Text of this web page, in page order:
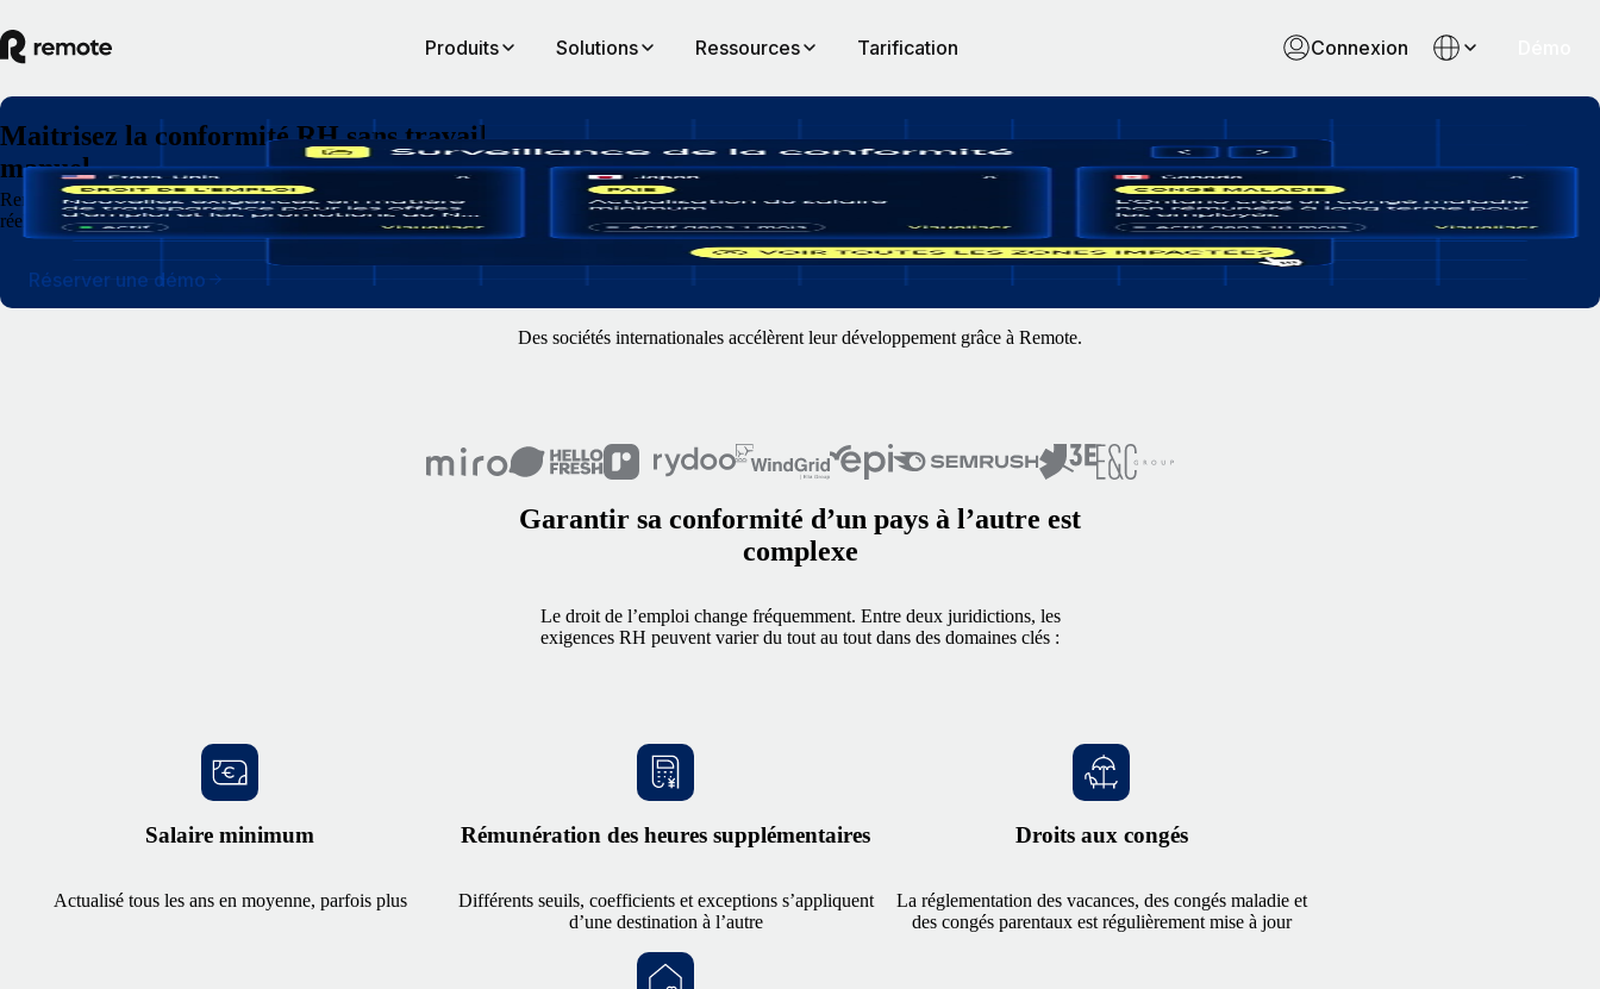
Produits Solutions Ressources Tarification Connexion
Maitrisez la conformité RH sans travail
manuel
Remote Watchtower, notre logiciel de conformité, assure une veille des évolutions légales dans le monde entier. Nous vous aidons à prendre les mesures nécessaires avant que les risques ne deviennent des coûts
réels.
Réserver une démo
Des sociétés internationales accélèrent leur développement grâce à Remote.
Garantir sa conformité d’un pays à l’autre est
complexe
Le droit de l’emploi change fréquemment. Entre deux juridictions, les
exigences RH peuvent varier du tout au tout dans des domaines clés :
Salaire minimum
Actualisé tous les ans en moyenne, parfois plus
Rémunération des heures supplémentaires
Différents seuils, coefficients et exceptions s’appliquent
d’une destination à l’autre
Droits aux congés
La réglementation des vacances, des congés maladie et
des congés parentaux est régulièrement mise à jour